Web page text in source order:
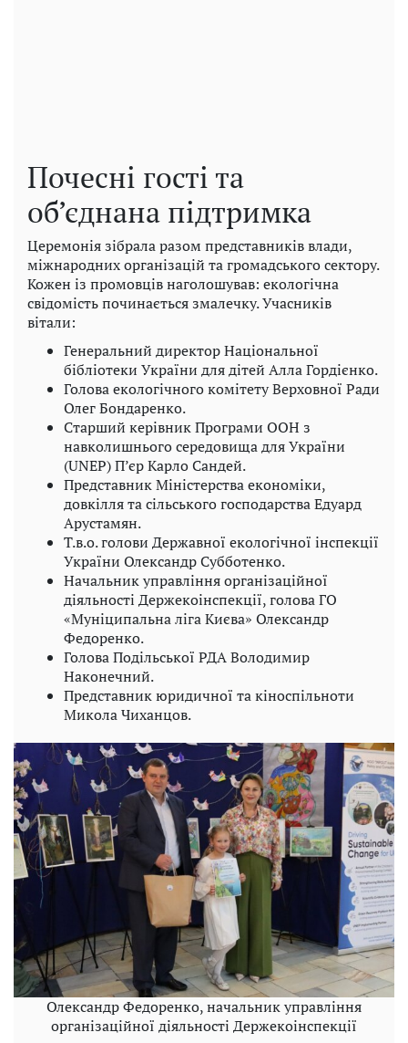
Почесні гості та
об’єднана підтримка
Церемонія зібрала разом представників влади,
міжнародних організацій та громадського сектору.
Кожен із промовців наголошував: екологічна
свідомість починається змалечку. Учасників
вітали:
Генеральний директор Національної
бібліотеки України для дітей Алла Гордієнко.
Голова екологічного комітету Верховної Ради
Олег Бондаренко.
Старший керівник Програми ООН з
навколишнього середовища для України
(UNEP) П’єр Карло Сандей.
Представник Міністерства економіки,
довкілля та сільського господарства Едуард
Арустамян.
Т.в.о. голови Державної екологічної інспекції
України Олександр Субботенко.
Начальник управління організаційної
діяльності Держекоінспекції, голова ГО
«Муніципальна ліга Києва» Олександр
Федоренко.
Голова Подільської РДА Володимир
Наконечний.
Представник юридичної та кіноспільноти
Микола Чиханцов.
Олександр Федоренко, начальник управління
організаційної діяльності Держекоінспекції